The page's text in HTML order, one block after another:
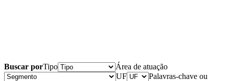
Buscar porTipo
Área de atuação
UF
Palavras-chave ou